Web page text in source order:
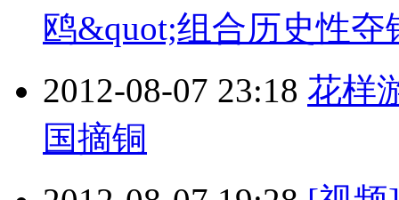
鸥&quot;组合历史性夺
2012-08-07 23:18 花样
国摘铜